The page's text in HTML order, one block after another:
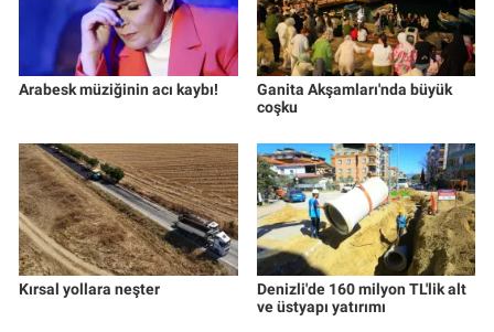
Arabesk müziğinin acı kaybı!
Ganita Akşamları'nda büyük
coşku
Kırsal yollara neşter
Denizli'de 160 milyon TL'lik alt
ve üstyapı yatırımı